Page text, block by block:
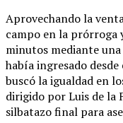
Aprovechando la
campo en la prórroga
minutos mediante
había ingresado
buscó la igualdad en
dirigido por Luis de la
silbatazo final para